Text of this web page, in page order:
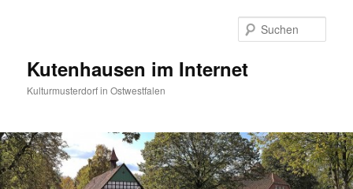
Kutenhausen im Internet
Kulturmusterdorf in Ostwestfalen